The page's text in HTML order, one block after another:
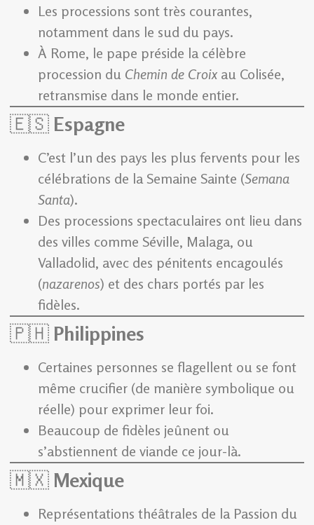
Les processions sont très courantes,
notamment dans le sud du pays.
À Rome, le pape préside la célèbre
procession du Chemin de Croix au Colisée,
retransmise dans le monde entier.
🇪🇸 Espagne
C’est l’un des pays les plus fervents pour les
célébrations de la Semaine Sainte (Semana
Santa).
Des processions spectaculaires ont lieu dans
des villes comme Séville, Malaga, ou
Valladolid, avec des pénitents encagoulés
(nazarenos) et des chars portés par les
fidèles.
🇵🇭 Philippines
Certaines personnes se flagellent ou se font
même crucifier (de manière symbolique ou
réelle) pour exprimer leur foi.
Beaucoup de fidèles jeûnent ou
s’abstiennent de viande ce jour-là.
🇲🇽 Mexique
Représentations théâtrales de la Passion du